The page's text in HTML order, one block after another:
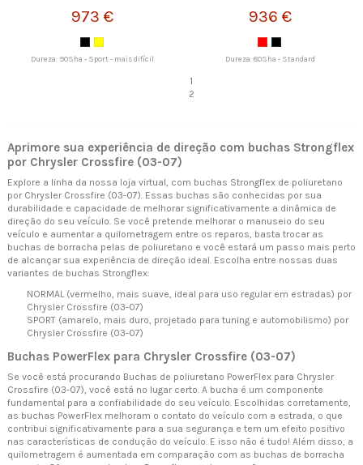
973 €
Dureza: 90Sha - Sport - mais difícil
936 €
Dureza: 80Sha - Standard
1
2
Aprimore sua experiência de direção com buchas Strongflex
por Chrysler Crossfire (03-07)
Explore a linha da nossa loja virtual, com buchas Strongflex de poliuretano
por Chrysler Crossfire (03-07). Essas buchas são conhecidas por sua
durabilidade e capacidade de melhorar significativamente a dinâmica de
direção do seu veículo. Se você pretende melhorar o manuseio do seu
veículo e aumentar a quilometragem entre os reparos, basta trocar as
buchas de borracha pelas de poliuretano e você estará um passo mais perto
de alcançar sua experiência de direção ideal. Escolha entre nossas duas
variantes de buchas Strongflex:
NORMAL (vermelho, mais suave, ideal para uso regular em estradas) por
Chrysler Crossfire (03-07)
SPORT (amarelo, mais duro, projetado para tuning e automobilismo) por
Chrysler Crossfire (03-07)
Buchas PowerFlex para Chrysler Crossfire (03-07)
Se você está procurando Buchas de poliuretano PowerFlex para Chrysler
Crossfire (03-07), você está no lugar certo. A bucha é um componente
fundamental para a confiabilidade do seu veículo. Escolhidas corretamente,
as buchas PowerFlex melhoram o contato do veículo com a estrada, o que
contribui significativamente para a sua segurança e tem um efeito positivo
nas características de condução do veículo. E isso não é tudo! Além disso, a
quilometragem é aumentada em comparação com as buchas de borracha